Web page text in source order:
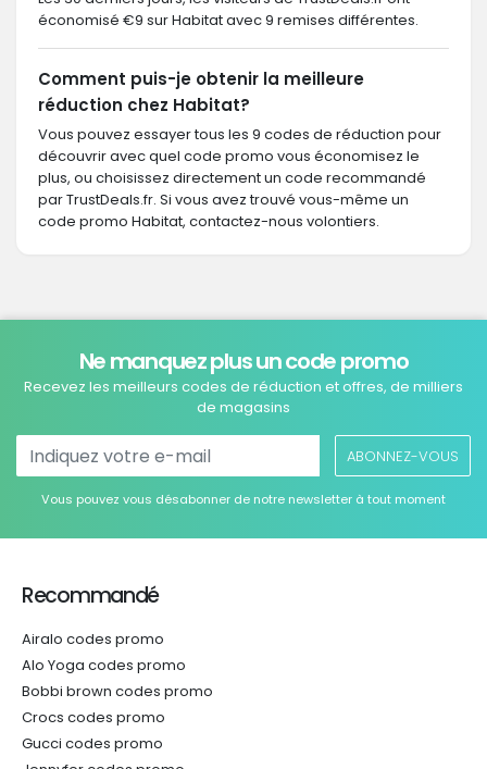
économisé €9 sur Habitat avec 9 remises différentes.
Comment puis-je obtenir la meilleure
réduction chez Habitat?
Vous pouvez essayer tous les 9 codes de réduction pour
découvrir avec quel code promo vous économisez le
plus, ou choisissez directement un code recommandé
par TrustDeals.fr. Si vous avez trouvé vous-même un
code promo Habitat, contactez-nous volontiers.
Ne manquez plus un code promo
Recevez les meilleurs codes de réduction et offres, de milliers
de magasins
ABONNEZ-VOUS
Vous pouvez vous désabonner de notre newsletter à tout moment
Recommandé
Airalo codes promo
Alo Yoga codes promo
Bobbi brown codes promo
Crocs codes promo
Gucci codes promo